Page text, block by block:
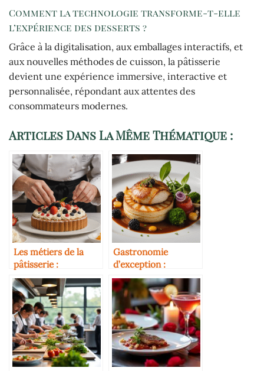
Comment la technologie transforme-t-elle
l’expérience des desserts ?
Grâce à la digitalisation, aux emballages interactifs, et
aux nouvelles méthodes de cuisson, la pâtisserie
devient une expérience immersive, interactive et
personnalisée, répondant aux attentes des
consommateurs modernes.
Articles Dans La Même Thématique :
Les métiers de la
pâtisserie :
tendances et
formations
Gastronomie
d’exception :
découvrez
l’expérience culinaire
unique d’osamoelle-
restaurant.com